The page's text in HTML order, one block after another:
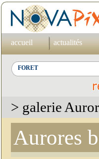
accueil actualités
> galerie
Aurores